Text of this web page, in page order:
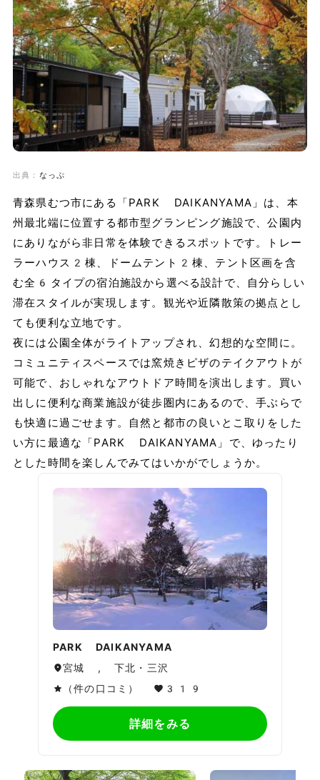
出典： なっぷ
青森県むつ市にある「PARK DAIKANYAMA」は、本
州最北端に位置する都市型グランピング施設で、公園内
にありながら非日常を体験できるスポットです。トレー
ラーハウス2棟、ドームテント2棟、テント区画を含
む全6タイプの宿泊施設から選べる設計で、自分らしい
滞在スタイルが実現します。観光や近隣散策の拠点とし
ても便利な立地です。
夜には公園全体がライトアップされ、幻想的な空間に。
コミュニティスペースでは窯焼きピザのテイクアウトが
可能で、おしゃれなアウトドア時間を演出します。買い
出しに便利な商業施設が徒歩圏内にあるので、手ぶらで
も快適に過ごせます。自然と都市の良いとこ取りをした
い方に最適な「PARK DAIKANYAMA」で、ゆったり
とした時間を楽しんでみてはいかがでしょうか。
PARK DAIKANYAMA
宮城 , 下北・三沢
（件の口コミ）
319
詳細をみる